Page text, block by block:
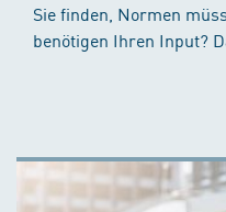
Sie finden, Normen
benötigen Ihren Input?